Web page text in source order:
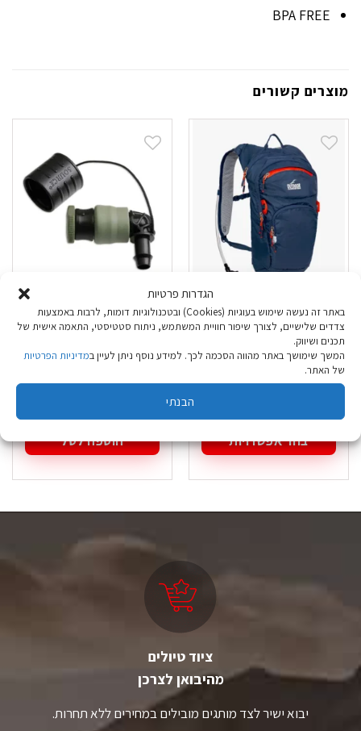
הגדרות פרטיות
באתר זה נעשה שימוש בעוגיות (Cookies) ובטכנולוגיות דומות, לרבות באמצעות
צדדים שלישיים, לצורך שיפור חוויית המשתמש, ניתוח סטטיסטי, התאמה אישית של
תכנים ושיווק.
המשך שימושך באתר מהווה הסכמה לכך. למידע נוסף ניתן לעיין במדיניות הפרטיות
של האתר.
הבנתי
BPA FREE
מוצרים קשורים
מערכת מים Outdoor
Gannet
בחר אפשרויות
למוצר
זה
מספר
האפשרויות
ערכת שסתום Source
Storm שורש זרימה
מהירה ירוק
הוספה לסל
ציוד טיולים
מהיבואן לצרכן
יבוא ישיר לצד מותגים מובילים במחירים ללא תחרות.